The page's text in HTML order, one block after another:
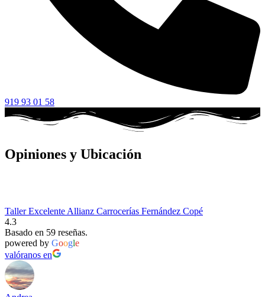
919 93 01 58
Opiniones y Ubicación
Taller Excelente Allianz Carrocerías Fernández Copé
4.3
Basado en 59 reseñas.
powered by Google
valóranos en